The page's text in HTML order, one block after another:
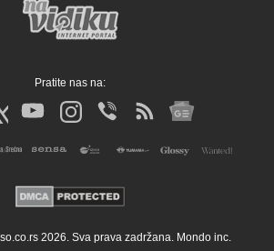
Pratite nas na:
2026. Sva prava zadržana. Mondo inc.